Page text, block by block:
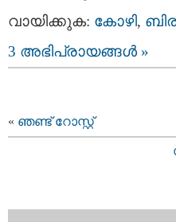
വായിക്കുക: കോഴി,
3 അഭിപ്രായങ്ങള്‍ »
« ഞണ്ട് റോസ്റ്റ്‌